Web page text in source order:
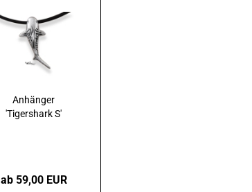
Anhänger
'Tigershark S'
ab 59,00 EUR